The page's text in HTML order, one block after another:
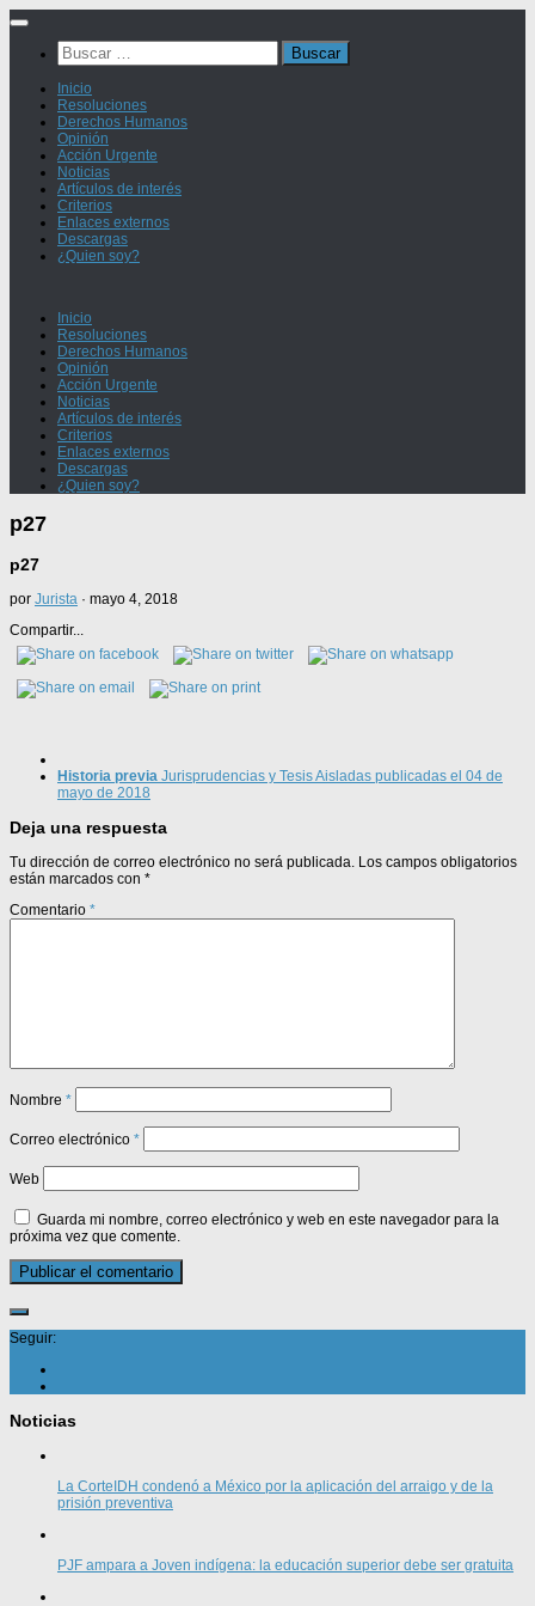
Saltar
contenidoBuscar:
Inicio
Resoluciones
Derechos Humanos
Opinión
Acción Urgente
Noticias
Artículos de interés
Criterios
Enlaces externos
Descargas
¿Quien soy?
Inicio
Resoluciones
Derechos Humanos
Opinión
Acción Urgente
Noticias
Artículos de interés
Criterios
Enlaces externos
Descargas
¿Quien soy?
p27
p27
por Jurista · mayo 4, 2018
Compartir...
Historia previa Jurisprudencias y Tesis Aisladas publicadas el 04 de
mayo de 2018
Deja una respuesta
Tu dirección de correo electrónico no será publicada. Los campos obligatorios
están marcados con *
Comentario *
Nombre *
Correo electrónico *
Web
Guarda mi nombre, correo electrónico y web en este navegador para la
próxima vez que comente.
Seguir:
Noticias
La CorteIDH condenó a México por la aplicación del arraigo y de la
prisión preventiva
PJF ampara a Joven indígena: la educación superior debe ser gratuita